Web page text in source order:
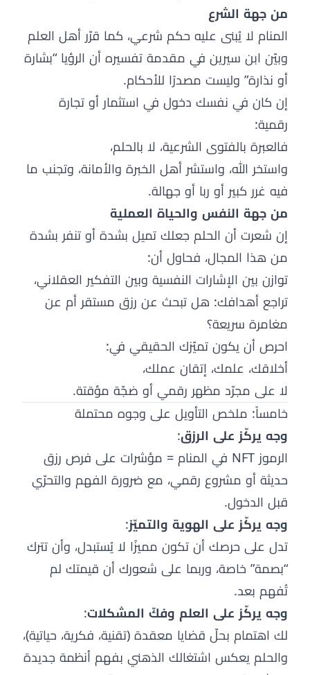
من جهة الشرع
المنام لا يُبنى عليه حكم شرعي، كما قرّر أهل العلم
وبيّن ابن سيرين في مقدمة تفسيره أن الرؤيا “بشارة
أو نذارة” وليست مصدرًا للأحكام.
إن كان في نفسك دخول في استثمار أو تجارة
رقمية:
فالعبرة بالفتوى الشرعية، لا بالحلم،
واستخر الله، واستشر أهل الخبرة والأمانة، وتجنب ما
فيه غرر كبير أو ربا أو جهالة.
من جهة النفس والحياة العملية
إن شعرت أن الحلم جعلك تميل بشدة أو تنفر بشدة
من هذا المجال، فحاول أن:
توازن بين الإشارات النفسية وبين التفكير العقلاني،
تراجع أهدافك: هل تبحث عن رزق مستقر أم عن
مغامرة سريعة؟
احرص أن يكون تميّزك الحقيقي في:
أخلاقك، علمك، إتقان عملك،
لا على مجرّد مظهر رقمي أو ضجّة مؤقتة.
خامساً: ملخص التأويل على وجوه محتملة
وجه يركّز على الرزق:
الرموز NFT في المنام = مؤشرات على فرص رزق
حديثة أو مشروع رقمي، مع ضرورة الفهم والتحرّي
قبل الدخول.
وجه يركّز على الهوية والتميّز:
تدل على حرصك أن تكون مميزًا لا يُستبدل، وأن تترك
“بصمة” خاصة، وربما على شعورك أن قيمتك لم
تُفهم بعد.
وجه يركّز على العلم وفكّ المشكلات:
لك اهتمام بحلّ قضايا معقدة (تقنية، فكرية، حياتية)،
والحلم يعكس اشتغالك الذهني بفهم أنظمة جديدة